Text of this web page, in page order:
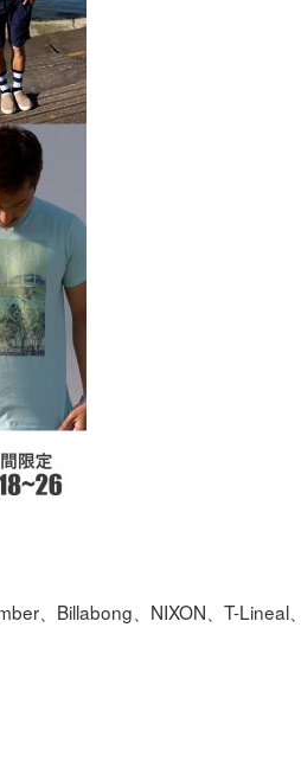
、Billabong、NIXON、T-Lineal